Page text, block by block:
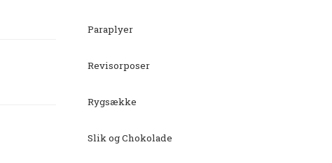
Paraplyer
Revisorposer
Rygsække
Slik og Chokolade